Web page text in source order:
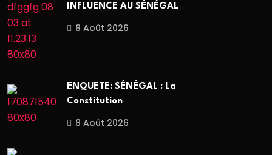
INFLUENCE AU SÉNÉGAL
8 Août 2026
ENQUETE: SÉNÉGAL : La
Constitution
8 Août 2026